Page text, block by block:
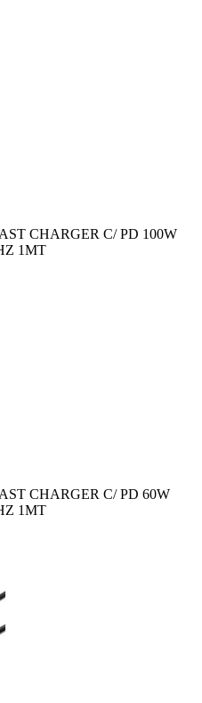
CHARGER C/ PD 100W
1MT
CHARGER C/ PD 60W
1MT